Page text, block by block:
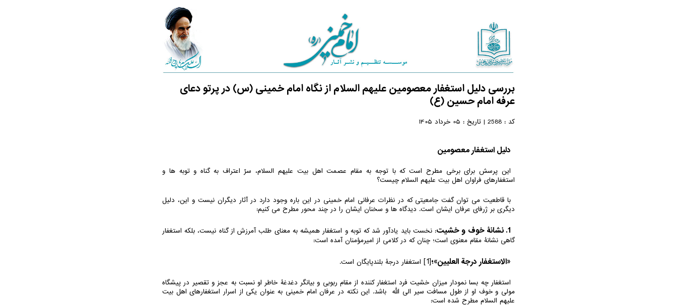
بررسی دلیل استغفار معصومین علیهم السلام از نگاه امام خمینی (س) در پرتو دعای
عرفه امام حسین (ع)
کد : 2588
| تاریخ : 05 خرداد 1405
دلیل استغفار معصومین
این پرسش برای برخی مطرح است که با توجه به مقام عصمت اهل بیت علیهم السلام، سرّ اعتراف به گناه و توبه ها و
استغفارهای فراوان اهل بیت علیهم السلام چیست؟
با قاطعیت می توان گفت جامعیتی که در نظرات عرفانی امام خمینی در این باره وجود دارد در آثار دیگران نیست و این، دلیل
دیگری بر ژرفای عرفان ایشان است. دیدگاه ها و سخنان ایشان را در چند محور مطرح می کنیم:
1. نشانۀ خوف و خشیت
: نخست باید یادآور شد که توبه و استغفار همیشه به معنای طلب آمرزش از گناه نیست، بلکه استغفار
گاهی نشانۀ مقام معنوی است؛ چنان که در کلامی از امیرمؤمنان آمده است:
«الاستغفار درجة العلیین»؛[1] استغفار درجۀ بلندپایگان است.
استغفار چه بسا نمودار میزان خشیت فرد استغفار کننده از مقام ربوبی و بیانگر دغدغۀ خاطر او نسبت به عجز و تقصیر در پیشگاه
مولی و خوف او از طول مسافت سیر الی الله باشد. این نکته در عرفان امام خمینی به عنوان یکی از اسرار استغفارهای اهل بیت
علیهم السلام مطرح شده است: